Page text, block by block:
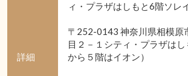
詳細
ィ・プラザはしもと6階ソレ
〒252-0143 神奈川県相模原
目２－１シティ・プラザは
から５階はイオン）